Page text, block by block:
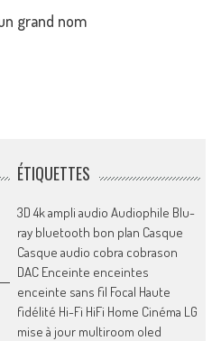
grand nom
ÉTIQUETTES
3D 4kampli audio Audiophile Blu-
ray bluetooth bon plan Casque
Casque audio cobra cobrason
DAC Enceinte enceintes
enceinte sans fil Focal Haute
fidélité Hi-Fi HiFi Home Cinéma LG
mise à jour multiroom oled